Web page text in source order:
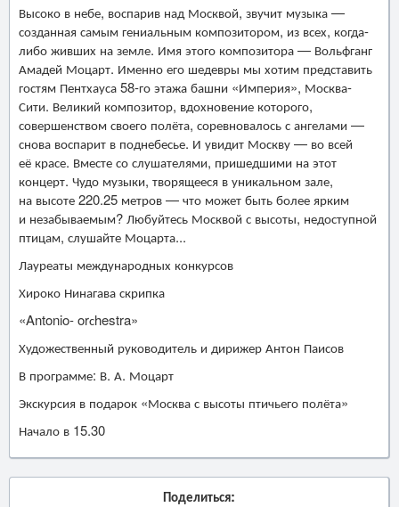
Высоко в небе, воспарив над Москвой, звучит музыка —
созданная самым гениальным композитором, из всех, когда-
либо живших на земле. Имя этого композитора — Вольфганг
Амадей Моцарт. Именно его шедевры мы хотим представить
гостям Пентхауса 58-го этажа башни «Империя», Москва-
Сити. Великий композитор, вдохновение которого,
совершенством своего полёта, соревновалось с ангелами —
снова воспарит в поднебесье. И увидит Москву — во всей
её красе. Вместе со слушателями, пришедшими на этот
концерт. Чудо музыки, творящееся в уникальном зале,
на высоте 220.25 метров — что может быть более ярким
и незабываемым? Любуйтесь Москвой с высоты, недоступной
птицам, слушайте Моцарта...
Лауреаты международных конкурсов
Хироко Нинагава скрипка
«Antonio- orсhestra»
Художественный руководитель и дирижер Антон Паисов
В программе: В. А. Моцарт
Экскурсия в подарок «Москва с высоты птичьего полёта»
Начало в 15.30
Поделиться: